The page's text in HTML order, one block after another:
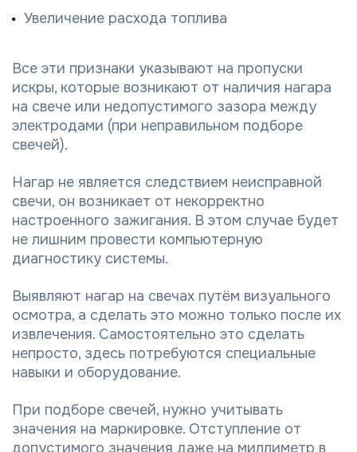
Увеличение расхода топлива
Все эти признаки указывают на пропуски
искры, которые возникают от наличия нагара
на свече или недопустимого зазора между
электродами (при неправильном подборе
свечей).
Нагар не является следствием неисправной
свечи, он возникает от некорректно
настроенного зажигания. В этом случае будет
не лишним провести компьютерную
диагностику системы.
Выявляют нагар на свечах путём визуального
осмотра, а сделать это можно только после их
извлечения. Самостоятельно это сделать
непросто, здесь потребуются специальные
навыки и оборудование.
При подборе свечей, нужно учитывать
значения на маркировке. Отступление от
допустимого значения даже на миллиметр в